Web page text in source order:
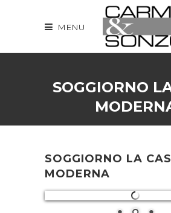
MENU
SOGGIORNO
SOGGIORNO LA
MODERNA